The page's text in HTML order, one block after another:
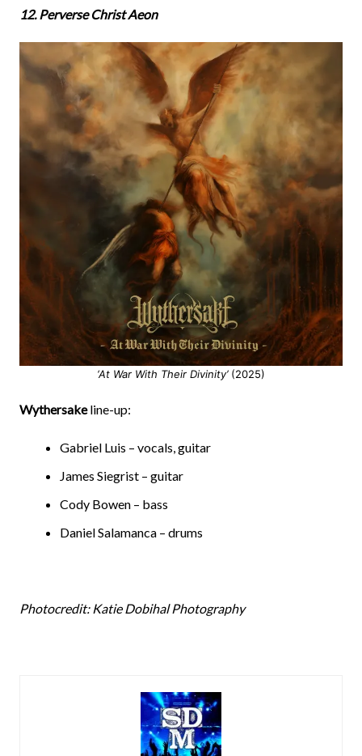
12. Perverse Christ Aeon
‘At War With Their Divinity’(2025)
Wythersakeline-up:
Gabriel Luis – vocals, guitar
James Siegrist – guitar
Cody Bowen – bass
Daniel Salamanca – drums
Photocredit: Katie Dobihal Photography